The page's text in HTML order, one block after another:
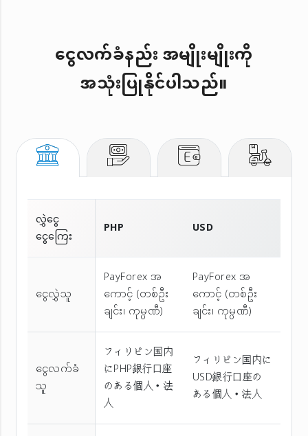
ငွေလက်ခံနည်း အမျိုးမျိုးကို
အသုံးပြုနိုင်ပါသည်။
လွှဲငွေ
ငွေကြေး
PHP USD
ငွေလွှဲသူ
PayForex အ
ကောင့် (တစ်ဦး
ချင်း၊ ကုမ္ပဏီ)
PayForex အ
ကောင့် (တစ်ဦး
ချင်း၊ ကုမ္ပဏီ)
ငွေလက်ခံ
သူ
フィリピン国内
にPHP銀行口座
のある個人・法
人
フィリピン国内に
USD銀行口座の
ある個人・法人